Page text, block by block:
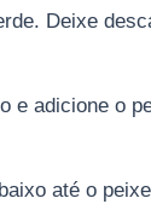
Deixe
e adicione o
até o